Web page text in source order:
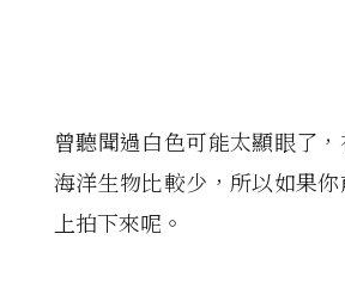
曾聽聞過白色可能太顯眼了
海洋生物比較少，所以如果
上拍下來呢。